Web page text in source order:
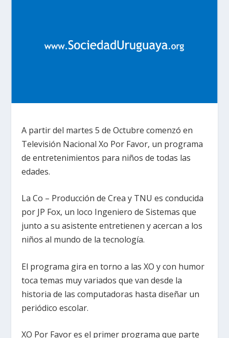
A partir del martes 5 de Octubre comenzó en
Televisión Nacional Xo Por Favor, un programa
de entretenimientos para niños de todas las
edades.
La Co – Producción de Crea y TNU es conducida
por JP Fox, un loco Ingeniero de Sistemas que
junto a su asistente entretienen y acercan a los
niños al mundo de la tecnología.
El programa gira en torno a las XO y con humor
toca temas muy variados que van desde la
historia de las computadoras hasta diseñar un
periódico escolar.
XO Por Favor es el primer programa que parte